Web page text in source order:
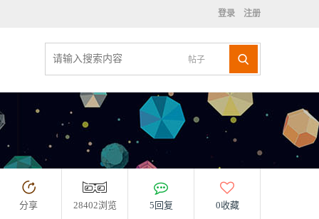
登录 注册
帖子
分享 28402浏览 5回复 0收藏